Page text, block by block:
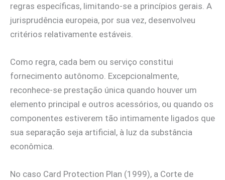
regras específicas, limitando-se a princípios gerais. A
jurisprudência europeia, por sua vez, desenvolveu
critérios relativamente estáveis.
Como regra, cada bem ou serviço constitui
fornecimento autônomo. Excepcionalmente,
reconhece-se prestação única quando houver um
elemento principal e outros acessórios, ou quando os
componentes estiverem tão intimamente ligados que
sua separação seja artificial, à luz da substância
econômica.
No caso Card Protection Plan (1999), a Corte de